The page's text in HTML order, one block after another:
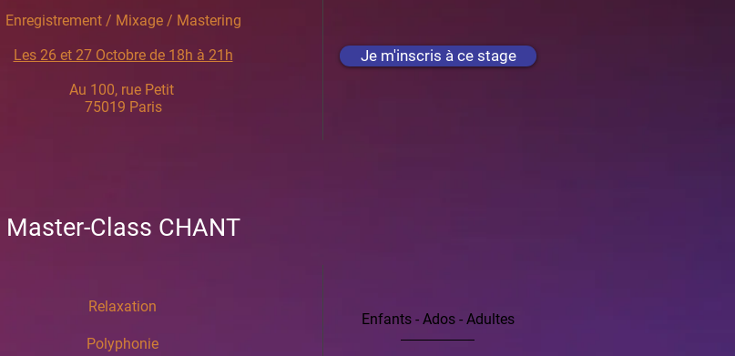
Enregistrement / Mixage / Mastering
Les 26 et 27 Octobre de 18h à 21h
Au 100, rue Petit
75019 Paris
Je m'inscris à ce stage
Master-Class CHANT
Relaxation
Polyphonie
Enfants - Ados - Adultes